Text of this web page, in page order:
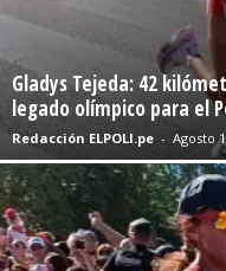
Gladys Tejeda: 42
legado olímpico para el
Redacción ELPOLI.pe - Agosto